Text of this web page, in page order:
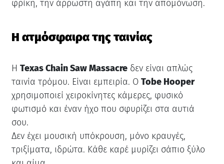
φρίκη, την άρρωστη αγάπη και την απομόνωση.
Η ατμόσφαιρα της ταινίας
Η Texas Chain Saw Massacreδεν είναι απλώς
ταινία τρόμου. Είναι εμπειρία. Ο Tobe Hooper
χρησιμοποιεί χειροκίνητες κάμερες, φυσικό
φωτισμό και έναν ήχο που σφυρίζει στα αυτιά
σου.
Δεν έχει μουσική υπόκρουση, μόνο κραυγές,
τριξίματα, ιδρώτα. Κάθε καρέ μυρίζει σάπιο ξύλο